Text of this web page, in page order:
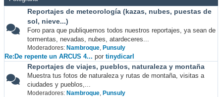
Reportajes de meteorología (kazas, nubes, puestas de
sol, nieve...)
Foro para que publiquemos todos nuestros reportajes, ya sean de
tormentas, nevadas, nubes, atardeceres...
Moderadores: Nambroque, Punsuly
Re:De repente un ARCUS 4... por tinydicarl
Reportajes de viajes, pueblos, naturaleza y montaña
Muestra tus fotos de naturaleza y rutas de montaña, visitas a
ciudades y pueblos,...
Moderadores: Nambroque, Punsuly